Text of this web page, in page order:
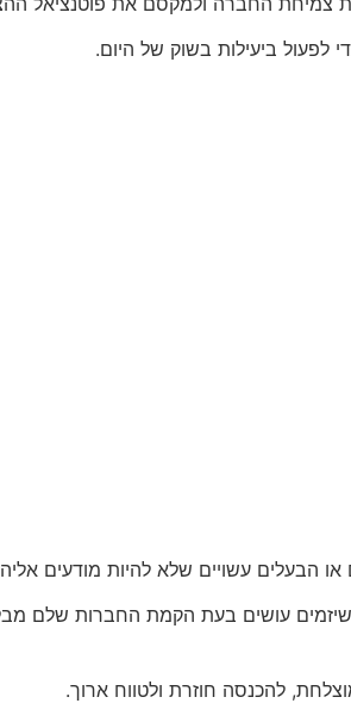
לפעול ביעילות בשוק של היום.
או הבעלים עשויים שלא להיות מודעים
שיזמים עושים בעת הקמת החברות שלם
להכנסה חוזרת ולטווח ארוך.